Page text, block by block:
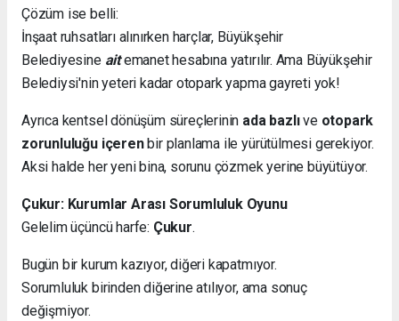
Çözüm ise belli:
İnşaat ruhsatları alınırken harçlar, Büyükşehir
Belediyesine aitemanet hesabına yatırılır. Ama Büyükşehir
Belediysi'nin yeteri kadar otopark yapma gayreti yok!
Ayrıca kentsel dönüşüm süreçlerinin ada bazlıve otopark
zorunluluğu içerenbir planlama ile yürütülmesi gerekiyor.
Aksi halde her yeni bina, sorunu çözmek yerine büyütüyor.
Çukur: Kurumlar Arası Sorumluluk Oyunu
Gelelim üçüncü harfe: Çukur.
Bugün bir kurum kazıyor, diğeri kapatmıyor.
Sorumluluk birinden diğerine atılıyor, ama sonuç
değişmiyor.